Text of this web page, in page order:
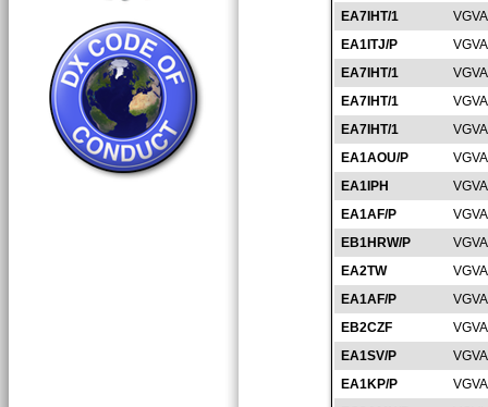
EA7IHT/1
EA1ITJ/P
EA7IHT/1
EA7IHT/1
EA7IHT/1
EA1AOU/P
EA1IPH
EA1AF/P
EB1HRW/P
EA2TW
EA1AF/P
EB2CZF
EA1SV/P
EA1KP/P